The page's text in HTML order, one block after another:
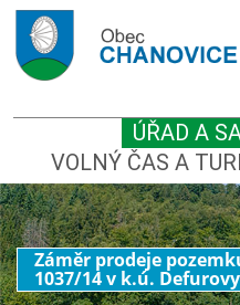
ÚŘAD A
VOLNÝ ČAS A
Záměr prodeje
1037/14 v k.ú.